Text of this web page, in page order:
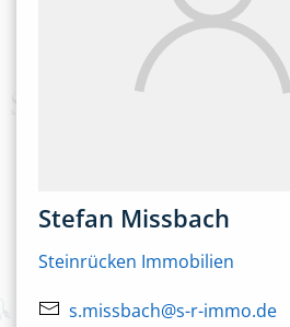
Stefan Missbach
Steinrücken Immobilien
s.missbach@s-r-immo.de